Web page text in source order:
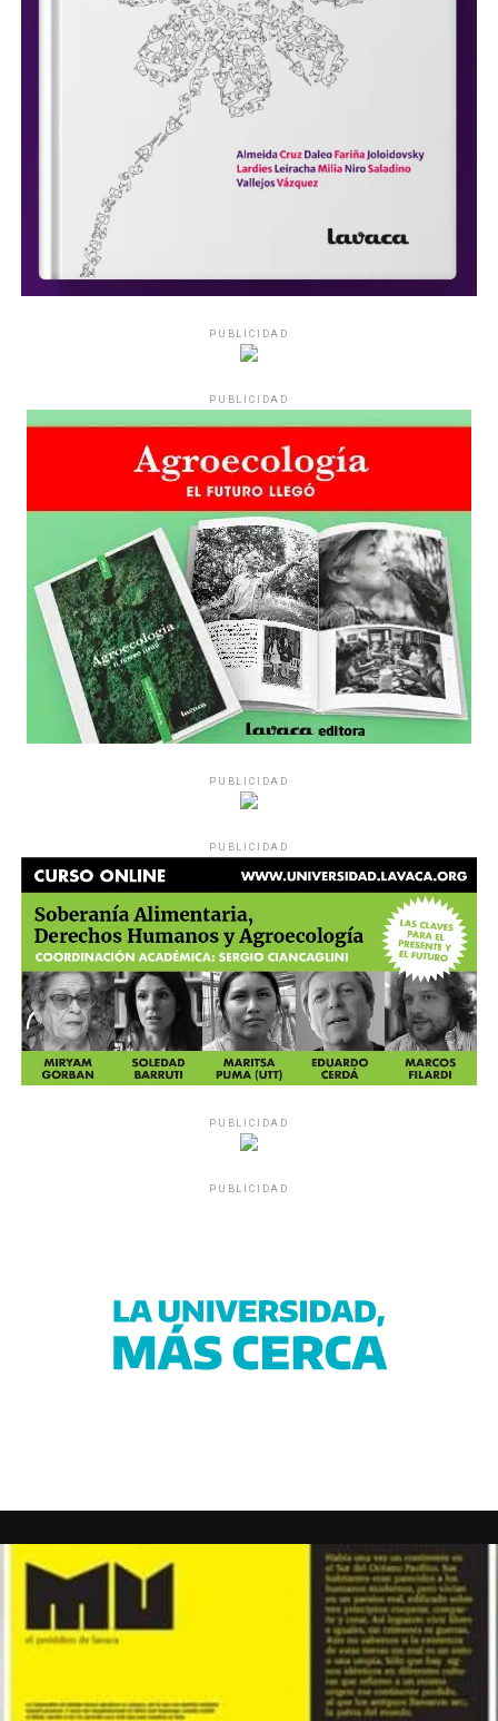
PUBLICIDAD
PUBLICIDAD
PUBLICIDAD
PUBLICIDAD
PUBLICIDAD
PUBLICIDAD